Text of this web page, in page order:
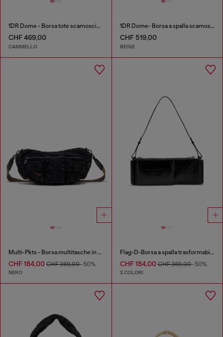
1DR Dome - Borsa tote scamosciata con Logo Oval D
CHF 469,00
CAMMELLO
1DR Dome- Borsa a spalla scamosciata con Logo Oval D
CHF 519,00
BEIGE
Multi-Pkts - Borsa multitasche in denim washed
CHF 184,00 CHF 369,00-50%
NERO
Flag-D-Borsa a spalla trasformabile con logo a rilievo
CHF 184,00CHF 369,00-50%
2 COLORI